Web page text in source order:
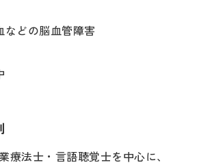
などの脳血管障害
療法士・言語聴覚士を中心に、